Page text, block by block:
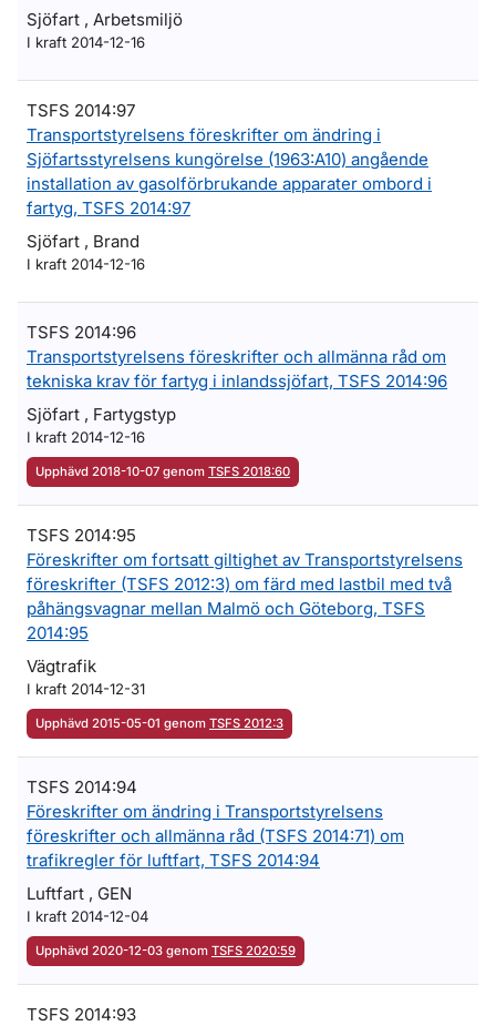
Sjöfart , Arbetsmiljö
I kraft 2014-12-16
TSFS 2014:97
Transportstyrelsens föreskrifter om ändring i
Sjöfartsstyrelsens kungörelse (1963:A10) angående
installation av gasolförbrukande apparater ombord i
fartyg, TSFS 2014:97
Sjöfart , Brand
I kraft 2014-12-16
TSFS 2014:96
Transportstyrelsens föreskrifter och allmänna råd om
tekniska krav för fartyg i inlandssjöfart, TSFS 2014:96
Sjöfart , Fartygstyp
I kraft 2014-12-16
Upphävd 2018-10-07 genom TSFS 2018:60
TSFS 2014:95
Föreskrifter om fortsatt giltighet av Transportstyrelsens
föreskrifter (TSFS 2012:3) om färd med lastbil med två
påhängsvagnar mellan Malmö och Göteborg, TSFS
2014:95
Vägtrafik
I kraft 2014-12-31
Upphävd 2015-05-01 genom TSFS 2012:3
TSFS 2014:94
Föreskrifter om ändring i Transportstyrelsens
föreskrifter och allmänna råd (TSFS 2014:71) om
trafikregler för luftfart, TSFS 2014:94
Luftfart , GEN
I kraft 2014-12-04
Upphävd 2020-12-03 genom TSFS 2020:59
TSFS 2014:93